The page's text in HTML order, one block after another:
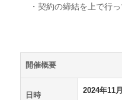
契約の締結を上で行
開催概要
日時
2024年11